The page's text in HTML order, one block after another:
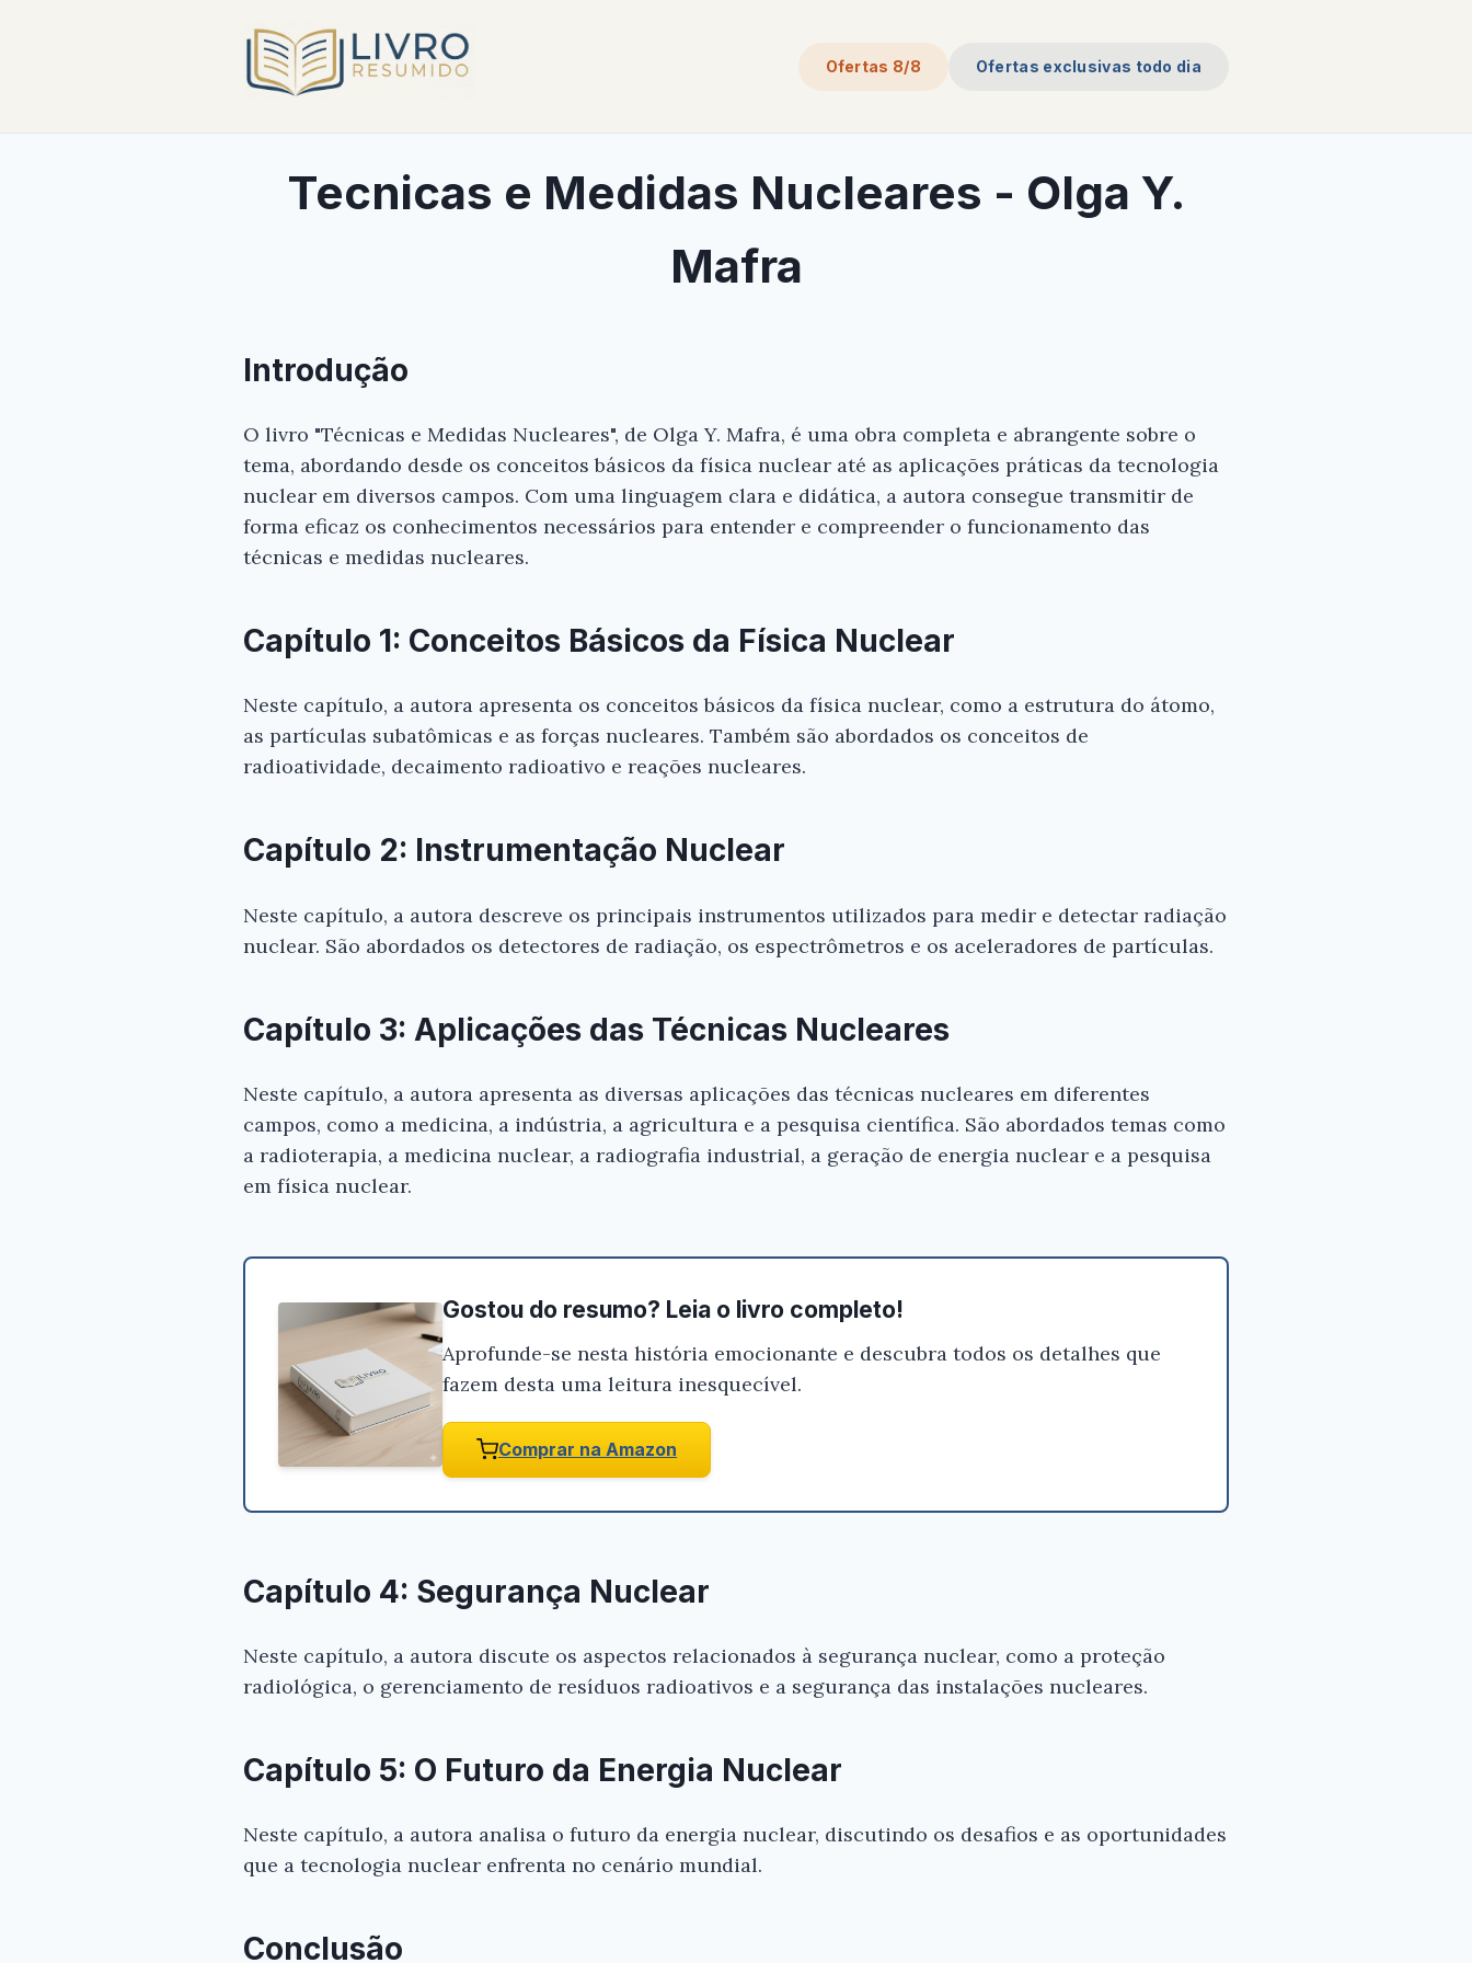
Ofertas 8/8 Ofertas exclusivas todo dia
Tecnicas e Medidas Nucleares - Olga Y.
Mafra
Introdução
O livro "Técnicas e Medidas Nucleares", de Olga Y. Mafra, é uma obra completa e abrangente sobre o
tema, abordando desde os conceitos básicos da física nuclear até as aplicações práticas da tecnologia
nuclear em diversos campos. Com uma linguagem clara e didática, a autora consegue transmitir de
forma eficaz os conhecimentos necessários para entender e compreender o funcionamento das
técnicas e medidas nucleares.
Capítulo 1: Conceitos Básicos da Física Nuclear
Neste capítulo, a autora apresenta os conceitos básicos da física nuclear, como a estrutura do átomo,
as partículas subatômicas e as forças nucleares. Também são abordados os conceitos de
radioatividade, decaimento radioativo e reações nucleares.
Capítulo 2: Instrumentação Nuclear
Neste capítulo, a autora descreve os principais instrumentos utilizados para medir e detectar radiação
nuclear. São abordados os detectores de radiação, os espectrômetros e os aceleradores de partículas.
Capítulo 3: Aplicações das Técnicas Nucleares
Neste capítulo, a autora apresenta as diversas aplicações das técnicas nucleares em diferentes
campos, como a medicina, a indústria, a agricultura e a pesquisa científica. São abordados temas como
a radioterapia, a medicina nuclear, a radiografia industrial, a geração de energia nuclear e a pesquisa
em física nuclear.
Gostou do resumo? Leia o livro completo!
Aprofunde-se nesta história emocionante e descubra todos os detalhes que
fazem desta uma leitura inesquecível.
Comprar na Amazon
Capítulo 4: Segurança Nuclear
Neste capítulo, a autora discute os aspectos relacionados à segurança nuclear, como a proteção
radiológica, o gerenciamento de resíduos radioativos e a segurança das instalações nucleares.
Capítulo 5: O Futuro da Energia Nuclear
Neste capítulo, a autora analisa o futuro da energia nuclear, discutindo os desafios e as oportunidades
que a tecnologia nuclear enfrenta no cenário mundial.
Conclusão